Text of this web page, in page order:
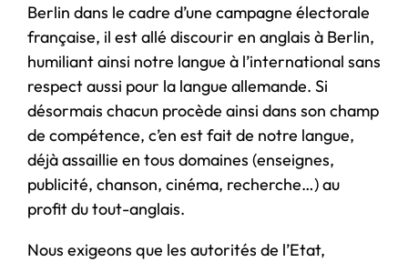
Berlin dans le cadre d’une campagne électorale
française, il est allé discourir en anglais à Berlin,
humiliant ainsi notre langue à l’international sans
respect aussi pour la langue allemande. Si
désormais chacun procède ainsi dans son champ
de compétence, c’en est fait de notre langue,
déjà assaillie en tous domaines (enseignes,
publicité, chanson, cinéma, recherche…) au
profit du tout-anglais.
Nous exigeons que les autorités de l’Etat,